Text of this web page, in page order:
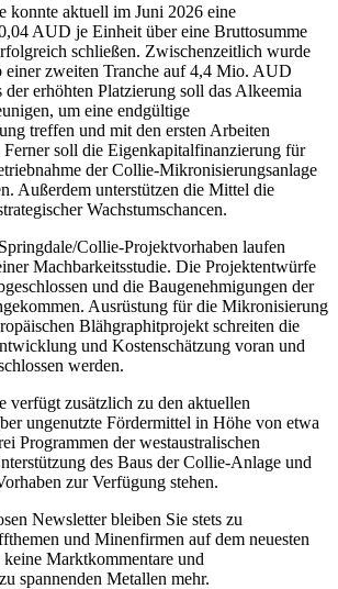
konnte aktuell im Juni 2026 eine
AUD je Einheit über eine Bruttosumme
schließen. Zwischenzeitlich wurde
einer zweiten Tranche auf 4,4 Mio. AUD
erhöhten Platzierung soll das Alkeemia
um eine endgültige
treffen und mit den ersten Arbeiten
soll die Eigenkapitalfinanzierung für
der Collie-Mikronisierungsanlage
Außerdem unterstützen die Mittel die
Wachstumschancen.
Collie-Projektvorhaben laufen
Machbarkeitsstudie. Die Projektentwürfe
und die Baugenehmigungen der
Ausrüstung für die Mikronisierung
Blähgraphitprojekt schreiten die
und Kostenschätzung voran und
werden.
verfügt zusätzlich zu den aktuellen
ungenutzte Fördermittel in Höhe von etwa
Programmen der westaustralischen
des Baus der Collie-Anlage und
zur Verfügung stehen.
Newsletter bleiben Sie stets zu
und Minenfirmen auf dem neuesten
keine Marktkommentare und
spannenden Metallen mehr.